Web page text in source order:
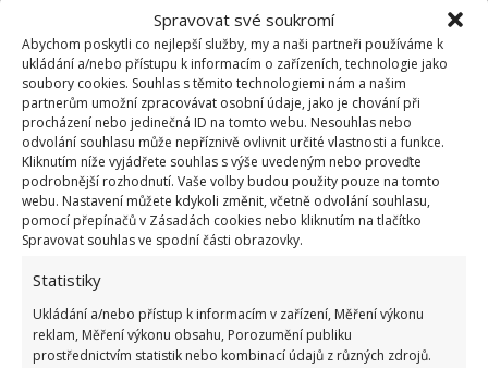
Spravovat své soukromí
Abychom poskytli co nejlepší služby, my a naši partneři používáme k
ukládání a/nebo přístupu k informacím o zařízeních, technologie jako
soubory cookies. Souhlas s těmito technologiemi nám a našim
partnerům umožní zpracovávat osobní údaje, jako je chování při
procházení nebo jedinečná ID na tomto webu. Nesouhlas nebo
odvolání souhlasu může nepříznivě ovlivnit určité vlastnosti a funkce.
Kliknutím níže vyjádřete souhlas s výše uvedeným nebo proveďte
podrobnější rozhodnutí. Vaše volby budou použity pouze na tomto
webu. Nastavení můžete kdykoli změnit, včetně odvolání souhlasu,
pomocí přepínačů v Zásadách cookies nebo kliknutím na tlačítko
Spravovat souhlas ve spodní části obrazovky.
Statistiky
Ukládání a/nebo přístup k informacím v zařízení, Měření výkonu
reklam, Měření výkonu obsahu, Porozumění publiku
prostřednictvím statistik nebo kombinací údajů z různých zdrojů.
Tato ložnice je úžasná, ale takové barvičky uvítáte spíš
během jara a léta. Podzim a zima přeje tlumenějším
barvám. Nemusíte si hned kupovat růžový taburet,
žlutou postel, bohatě vystačí květované povlečení,
barevné doplňky, růžový přehoz a třeba pestrý žlutý
kobereček, který na konci sezóny srolujete a schováte
do skříně. Ložnici mohou oživit i barevné závěsy.